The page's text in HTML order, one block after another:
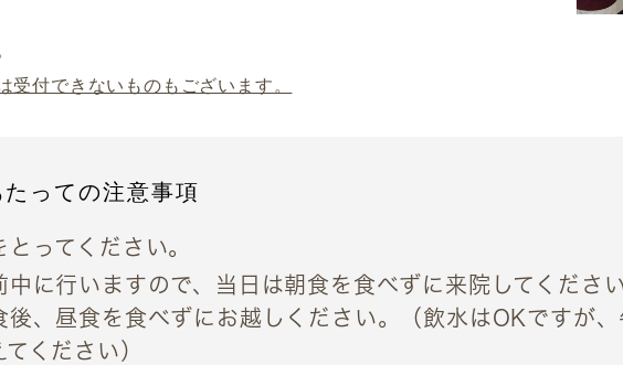
付できないものもございます。
っての注意事項
ってください。
に行いますので、当日は朝食を食べず に来院してくださ
後、昼食を食べずにお越しください。（飲水はOKですが、
ください）